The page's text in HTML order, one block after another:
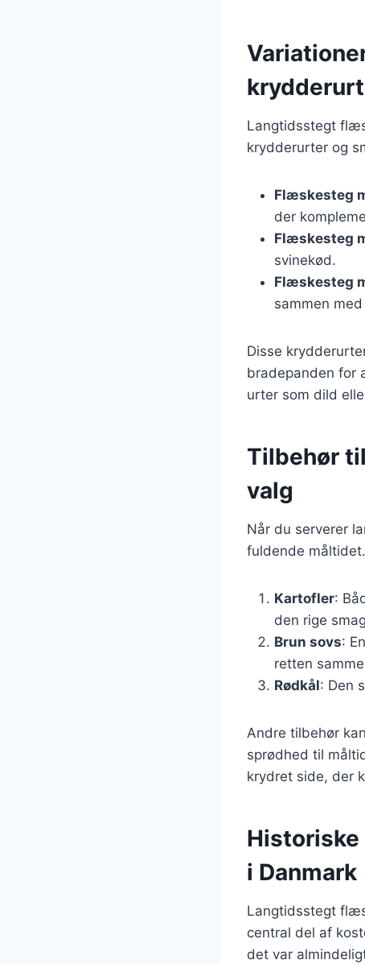
Langtidsstegt
krydderurter og
Flæskesteg
der
Flæskesteg
svinekød.
Flæskesteg
sammen
Disse
bradepanden for
urter som dild
Tilbehør
valg
Når du serverer
fuldende
Kartofler:
den rige
Brun sovs:
retten
Rødkål: Den
Andre tilbehør
sprødhed til
krydret side, der
i Danmark
Langtidsstegt
central del af
det var